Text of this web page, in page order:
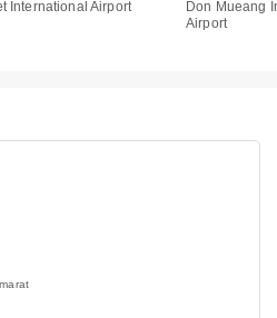
International Airport
Don Mueang
Airport